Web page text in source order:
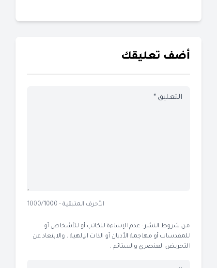
أضف تعليقك
الأحرف المتبقية - 1000/1000
من شروط النشر : عدم الإساءة للكاتب أو للأشخاص أو
للمقدسات أو مهاجمة الأديان أو الذات الإلهية ، والابتعاد عن
التحريض العنصري والشتائم .